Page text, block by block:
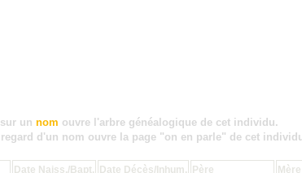
un nom ouvre l'arbre généalogique de cet individu.
regard d'un nom ouvre la page "on en parle" de cet
Date Naiss./Bapt. Date Décès/Inhum. Père Mère